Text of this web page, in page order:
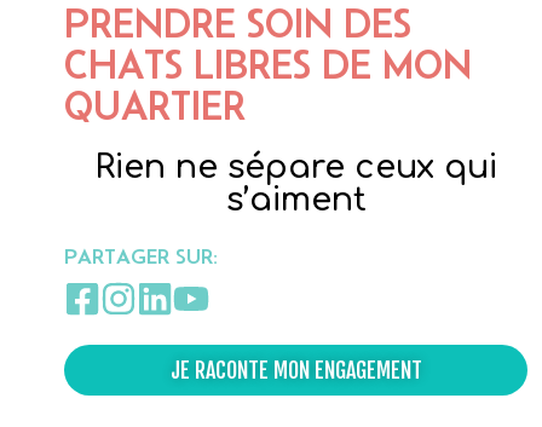
PRENDRE SOIN DES
CHATS LIBRES DE MON
QUARTIER
Rien ne sépare ceux qui
s’aiment
PARTAGER SUR:
JE RACONTE MON ENGAGEMENT